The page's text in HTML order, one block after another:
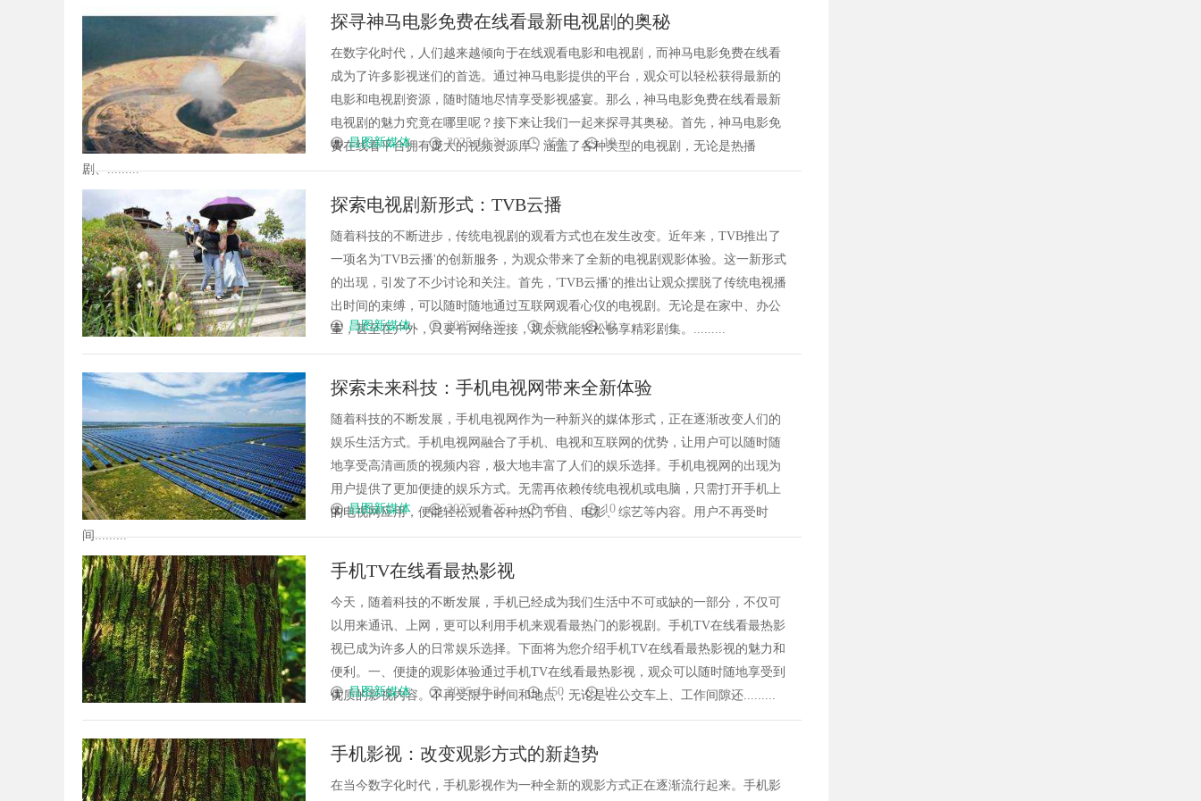
探寻神马电影免费在线看最新电视剧的奥秘
在数字化时代，人们越来越倾向于在线观看电影和电视剧，而神马电影免费在线看
成为了许多影视迷们的首选。通过神马电影提供的平台，观众可以轻松获得最新的
电影和电视剧资源，随时随地尽情享受影视盛宴。那么，神马电影免费在线看最新
电视剧的魅力究竟在哪里呢？接下来让我们一起来探寻其奥秘。首先，神马电影免
费在线看平台拥有庞大的视频资源库，涵盖了各种类型的电视剧，无论是热播
剧、.........
昌图新媒体 2025-10-24 450 10
探索电视剧新形式：TVB云播
随着科技的不断进步，传统电视剧的观看方式也在发生改变。近年来，TVB推出了
一项名为'TVB云播'的创新服务，为观众带来了全新的电视剧观影体验。这一新形式
的出现，引发了不少讨论和关注。首先，'TVB云播'的推出让观众摆脱了传统电视播
出时间的束缚，可以随时随地通过互联网观看心仪的电视剧。无论是在家中、办公
室，甚至在户外，只要有网络连接，观众就能轻松畅享精彩剧集。.........
昌图新媒体 2025-10-25 450 10
探索未来科技：手机电视网带来全新体验
随着科技的不断发展，手机电视网作为一种新兴的媒体形式，正在逐渐改变人们的
娱乐生活方式。手机电视网融合了手机、电视和互联网的优势，让用户可以随时随
地享受高清画质的视频内容，极大地丰富了人们的娱乐选择。手机电视网的出现为
用户提供了更加便捷的娱乐方式。无需再依赖传统电视机或电脑，只需打开手机上
的电视网应用，便能轻松观看各种热门节目、电影、综艺等内容。用户不再受时
间.........
昌图新媒体 2025-10-25 450 10
手机TV在线看最热影视
今天，随着科技的不断发展，手机已经成为我们生活中不可或缺的一部分，不仅可
以用来通讯、上网，更可以利用手机来观看最热门的影视剧。手机TV在线看最热影
视已成为许多人的日常娱乐选择。下面将为您介绍手机TV在线看最热影视的魅力和
便利。一、便捷的观影体验通过手机TV在线看最热影视，观众可以随时随地享受到
优质的影视内容。不再受限于时间和地点，无论是在公交车上、工作间隙还.........
昌图新媒体 2025-10-24 450 10
手机影视：改变观影方式的新趋势
在当今数字化时代，手机影视作为一种全新的观影方式正在逐渐流行起来。手机影